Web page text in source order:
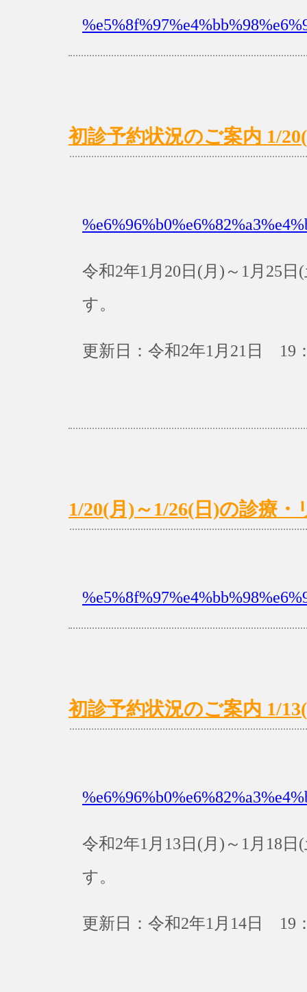
初診予約状況のご案内 1/
令和2年1月20日(月)～1月25
す。
更新日：令和2年1月21日 19
1/20(月)～1/26(日)の診療
初診予約状況のご案内 1/
令和2年1月13日(月)～1月18
す。
更新日：令和2年1月14日 19